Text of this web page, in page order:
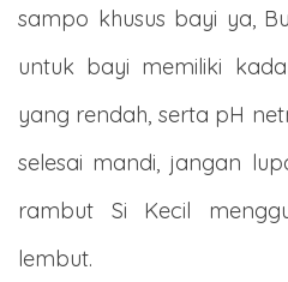
sampo khusus bayi ya,
untuk bayi memiliki
yang rendah, serta pH
selesai mandi, jangan
rambut Si Kecil
lembut.